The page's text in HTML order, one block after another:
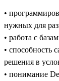
•
нужных для
• работа с
• способность
решения в
• понимание